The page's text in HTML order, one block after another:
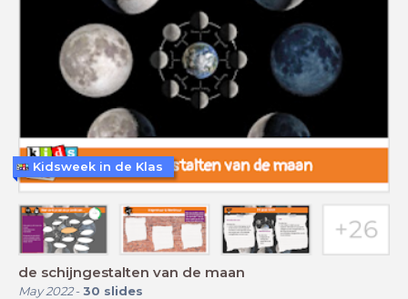
de schijngestalten van de maan
May 2022- 30 slides
Kidsweek in de Klas